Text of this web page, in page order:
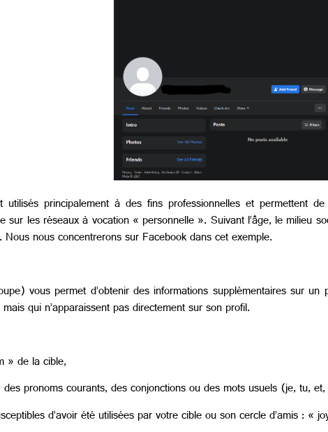
principalement à des fins professionnelles et permettent
sur les réseaux à vocation « personnelle ». Suivant l’âge, le milieu
nous concentrerons sur Facebook dans cet exemple.
vous permet d’obtenir des informations supplémentaires sur
qui n’apparaissent pas directement sur son profil.
» de la cible,
pronoms courants, des conjonctions ou des mots usuels (je, tu,
d’avoir été utilisées par votre cible ou son cercle d’amis :